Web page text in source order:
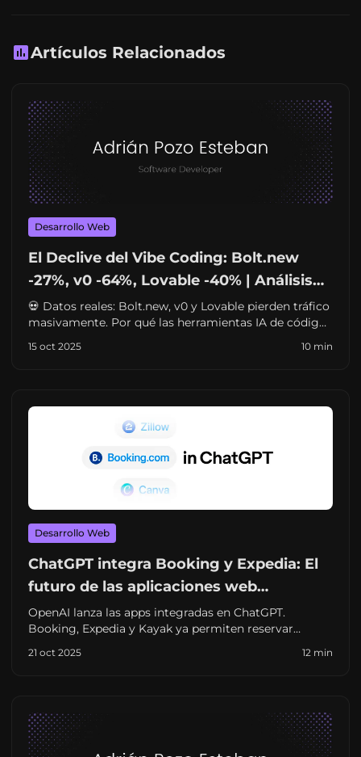
Artículos Relacionados
Desarrollo Web
El Declive del Vibe Coding: Bolt.new
-27%, v0 -64%, Lovable -40% | Análisis
2026
💀 Datos reales: Bolt.new, v0 y Lovable pierden tráfico
masivamente. Por qué las herramientas IA de código
15 oct 2025 10 min
Desarrollo Web
ChatGPT integra Booking y Expedia: El
futuro de las aplicaciones web
conversacionales
OpenAI lanza las apps integradas en ChatGPT.
Booking, Expedia y Kayak ya permiten reservar
21 oct 2025 12 min